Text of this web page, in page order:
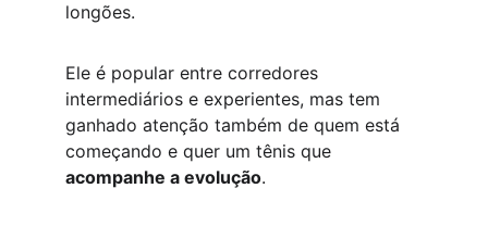
longões.
Ele é popular entre corredores
intermediários e experientes, mas tem
ganhado atenção também de quem está
começando e quer um tênis que
acompanhe a evolução.